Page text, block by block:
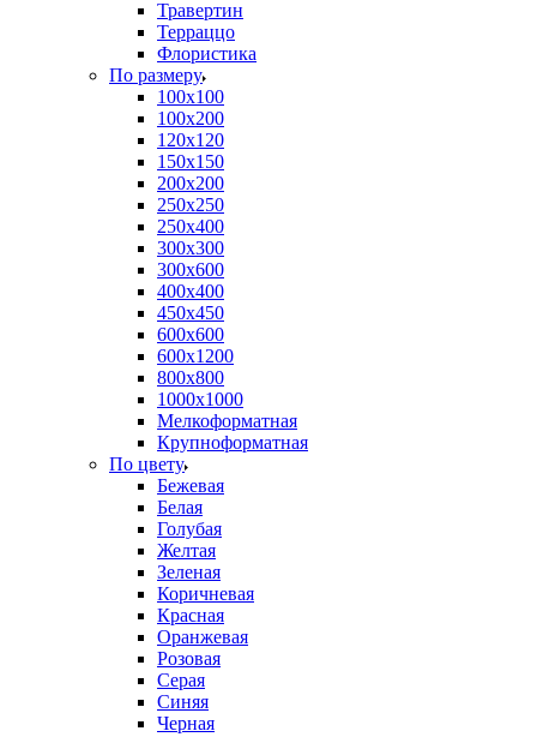
Травертин
Терраццо
Флористика
По размеру
100х100
100х200
120х120
150х150
200х200
250х250
250х400
300х300
300х600
400х400
450х450
600х600
600х1200
800х800
1000х1000
Мелкоформатная
Крупноформатная
По цвету
Бежевая
Белая
Голубая
Желтая
Зеленая
Коричневая
Красная
Оранжевая
Розовая
Серая
Синяя
Черная